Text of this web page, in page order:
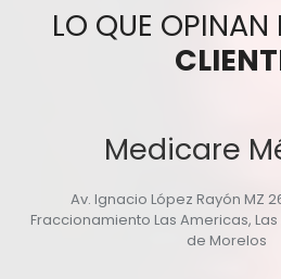
LO QUE OPINAN
Medicare
Av. Ignacio López Rayón MZ
Fraccionamiento Las Americas,
de Morelos